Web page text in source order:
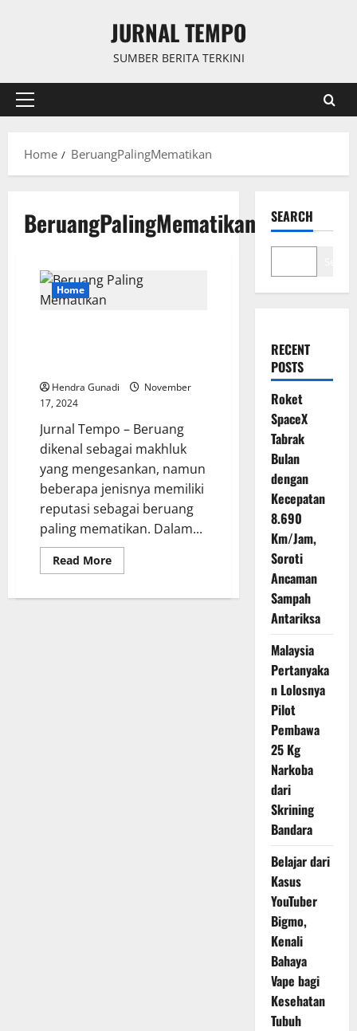
JURNAL TEMPO
SUMBER BERITA TERKINI
Primary
Home
BeruangPalingMematikan
BeruangPalingMematikan
Home
Hendra Gunadi
November
17, 2024
Jurnal Tempo – Beruang
dikenal sebagai makhluk
yang mengesankan, namun
beberapa jenisnya memiliki
reputasi sebagai beruang
paling mematikan. Dalam...
Read MoreRead
more
Beruang
SEARCH
RECENT
POSTS
Roket
SpaceX
Tabrak
Bulan
dengan
Kecepatan
8.690
Km/Jam,
Soroti
Ancaman
Sampah
Antariksa
Malaysia
Pertanyaka
n Lolosnya
Pilot
Pembawa
25 Kg
Narkoba
dari
Skrining
Bandara
Belajar dari
Kasus
YouTuber
Bigmo,
Kenali
Bahaya
Vape bagi
Kesehatan
Tubuh